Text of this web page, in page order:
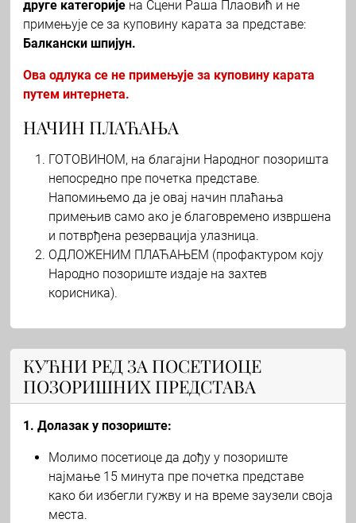
друге категорије на Сцени Раша Плаовић и не
примењује се за куповину карата за представе:
Балкански шпијун.
Ова одлука се не примењује за куповину карата
путем интернета.
НАЧИН ПЛАЋАЊА
ГОТОВИНОМ, на благајни Народног позоришта
непосредно пре почетка представе.
Напомињемо да је овај начин плаћања
примењив само ако је благовремено извршена
и потврђена резервација улазница.
ОДЛОЖЕНИМ ПЛАЋАЊЕМ (профактуром коју
Народно позориште издаје на захтев
корисника).
КУЋНИ РЕД ЗА ПОСЕТИОЦЕ
ПОЗОРИШНИХ ПРЕДСТАВА
1. Долазак у позориште:
Молимо посетиоце да дођу у позориште
најмање 15 минута пре почетка представе
како би избегли гужву и на време заузели своја
места.